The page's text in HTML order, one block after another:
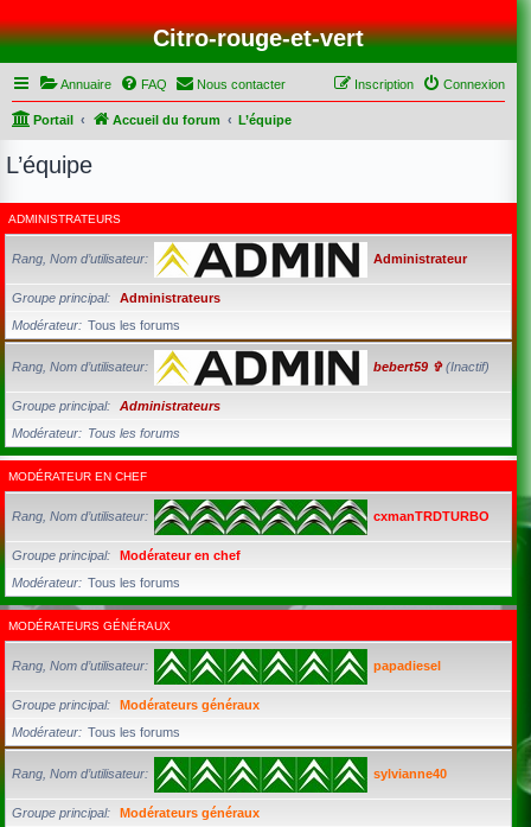
Citro-rouge-et-vert
Annuaire FAQ Nous contacter Connexion
Inscription
Portail Accueil du forum L’équipe
L’équipe
ADMINISTRATEURS
Rang, Nom d’utilisateur Administrateur
Groupe principal
Administrateurs
Modérateur
Tous les forums
Rang, Nom d’utilisateur bebert59 ✞(Inactif)
Groupe principal
Administrateurs
Modérateur
Tous les forums
MODÉRATEUR EN CHEF
Rang, Nom d’utilisateur cxmanTRDTURBO
Groupe principal
Modérateur en chef
Modérateur
Tous les forums
MODÉRATEURS GÉNÉRAUX
Rang, Nom d’utilisateur papadiesel
Groupe principal
Modérateurs généraux
Modérateur
Tous les forums
Rang, Nom d’utilisateur sylvianne40
Groupe principal
Modérateurs généraux